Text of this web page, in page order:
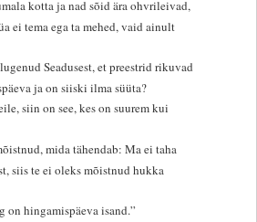
kotta ja nad sõid ära ohvrileivad,
ei tema ega ta mehed, vaid ainult
Seadusest, et preestrid rikuvad
ja on siiski ilma süüta?
siin on see, kes on suurem kui
mida tähendab: Ma ei taha
siis te ei oleks mõistnud hukka
on hingamispäeva isand.”